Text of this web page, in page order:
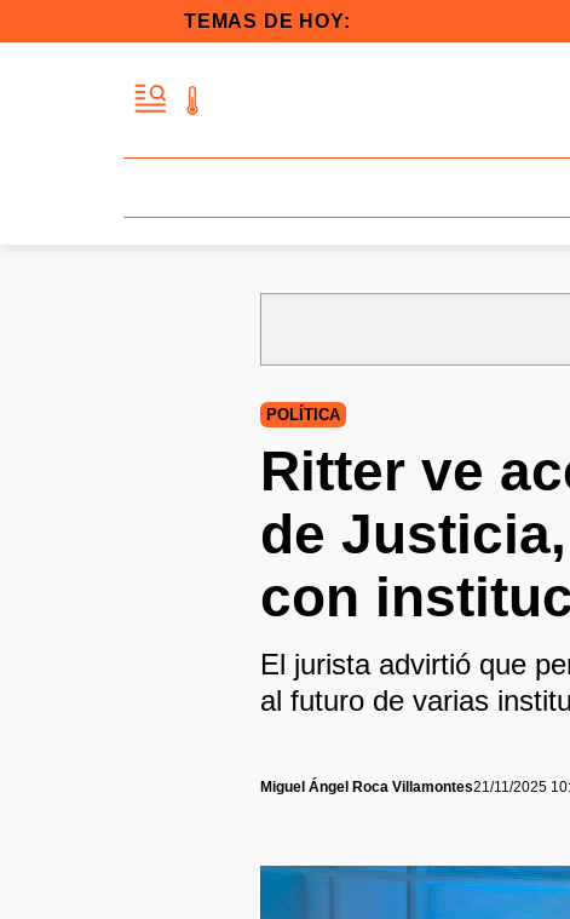
TEMAS DE HOY:
POLÍTICA
Ritter ve
de
con
El jurista advirtió que
al futuro de varias
Miguel Ángel Roca Villamontes21/11/2025